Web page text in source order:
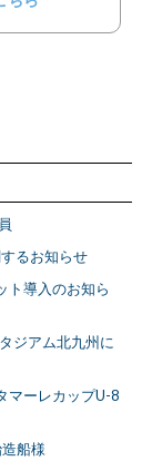
るお知らせ
ト導入のお知ら
ジアム北九州に
マーレカップU-8
船様